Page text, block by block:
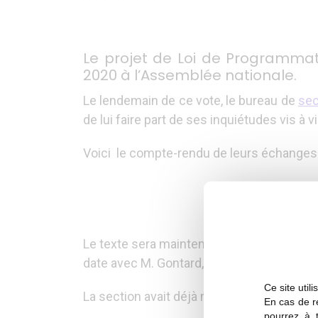
Ce site
En cas de
pourrez à
Le projet de Loi de
2020 à l’Assemblée nationale.
Le lendemain de ce vote, le bureau de
de lui faire part de ses inquiétudes vis à
Voici le compte-rendu de leurs échanges
Le texte sera maintenant examiné au
date avec M. Gontard, sénateur de
La section avait déjà rencontré Marie-